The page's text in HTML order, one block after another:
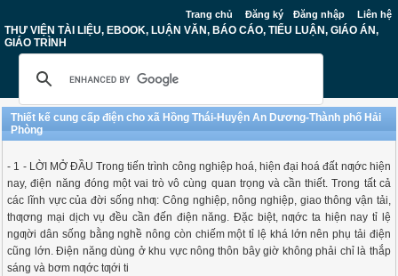
Trang chủ Đăng ký Đăng nhập Liên hệ
THƯ VIỆN TÀI LIỆU, EBOOK, LUẬN VĂN, BÁO CÁO, TIỂU LUẬN, GIÁO ÁN,
GIÁO TRÌNH
Thiết kế cung cấp điện cho xã Hồng Thái-Huyện An Dương-Thành phố Hải
Phòng
- 1 - LỜI MỞ ĐẦU Trong tiến trình công nghiệp hoá, hiện đại hoá đất nƣớc hiện
nay, điện năng đóng một vai trò vô cùng quan trọng và cần thiết. Trong tất cả
các lĩnh vực của đời sống nhƣ: Công nghiệp, nông nghiệp, giao thông vận tải,
thƣơng mại dịch vụ đều cần đến điện năng. Đặc biệt, nƣớc ta hiện nay tỉ lệ
ngƣời dân sống bằng nghề nông còn chiếm một tỉ lệ khá lớn nên phụ tải điện
cũng lớn. Điện năng dùng ở khu vực nông thôn bây giờ không phải chỉ là thắp
sáng và bơm nƣớc tƣới ti